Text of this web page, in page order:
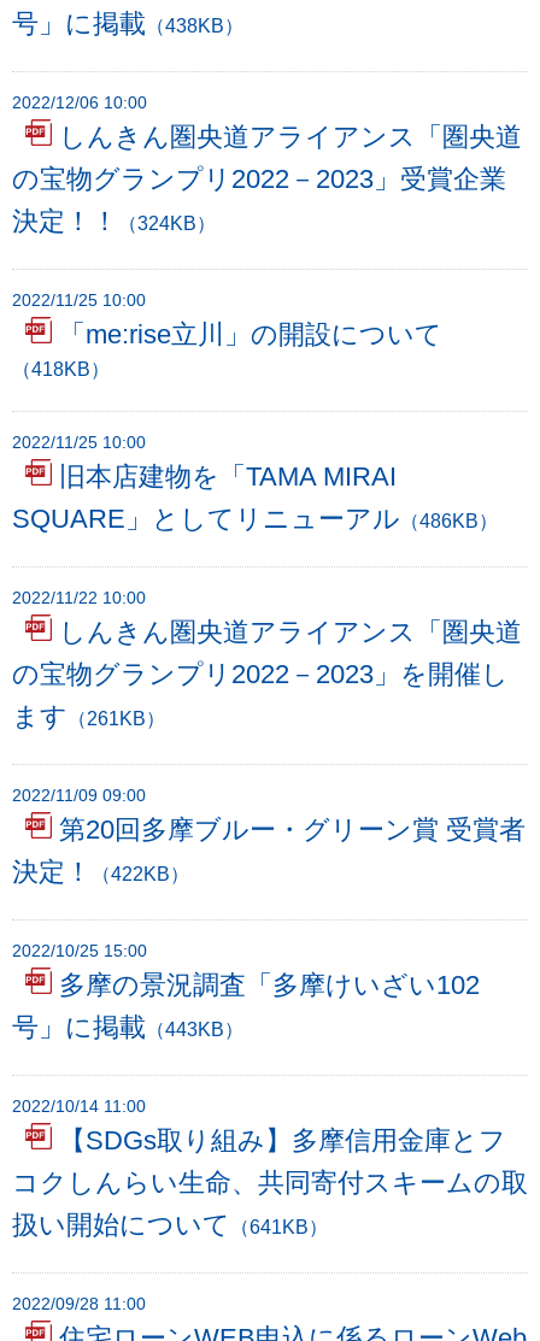
メ
ン
メ
ュ
ー
へ
フ
ッ
ニ
へ
号」に掲載 （438KB）
2022/12/06 10:00
しんきん圏央道アライアンス「圏央道
の宝物グランプリ2022－2023」受賞企業
決定！！
（324KB）
2022/11/25 10:00
「me:rise立川」の開設について
（418KB）
2022/11/25 10:00
旧本店建物を「TAMA MIRAI
SQUARE」としてリニューアル （486KB）
2022/11/22 10:00
しんきん圏央道アライアンス「圏央道
の宝物グランプリ2022－2023」を開催し
ます
（261KB）
2022/11/09 09:00
第20回多摩ブルー・グリーン賞 受賞者
決定！
（422KB）
2022/10/25 15:00
多摩の景況調査「多摩けいざい102
号」に掲載 （443KB）
2022/10/14 11:00
【SDGs取り組み】多摩信用金庫とフ
コクしんらい生命、共同寄付スキームの取
扱い開始について
（641KB）
2022/09/28 11:00